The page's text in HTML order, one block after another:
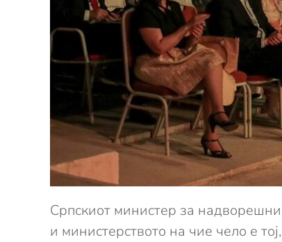
Српскиот министер за
и министерството на чие чело е